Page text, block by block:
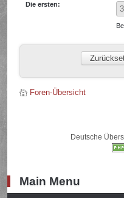
Die ersten:
Foren-Übersicht
Deutsche
Main Menu